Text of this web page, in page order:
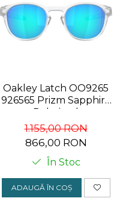
Oakley Latch OO9265
926565 Prizm Sapphire
Polarized
1.155,00 RON
866,00 RON
În Stoc
ADAUGĂ ÎN COȘ